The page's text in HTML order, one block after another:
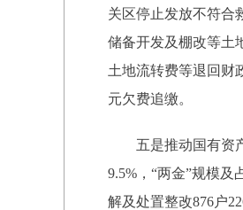
关区停止发放不符合
储备开发及棚改等土
土地流转费等退回财
元欠费追缴。
五是推动国有资
9.5%，“两金”规模
解及处置整改876户